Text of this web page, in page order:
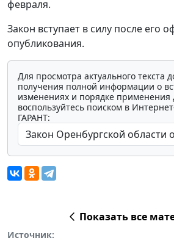
февраля.
Закон вступает в силу после его
опубликования.
Для просмотра актуального текста
получения полной информации о
изменениях и порядке применения
воспользуйтесь поиском в
ГАРАНТ:
Показать все
Источник: